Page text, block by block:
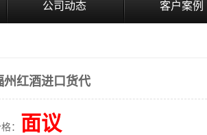
公司动态 客户案例
州红酒进口货代
： 面议